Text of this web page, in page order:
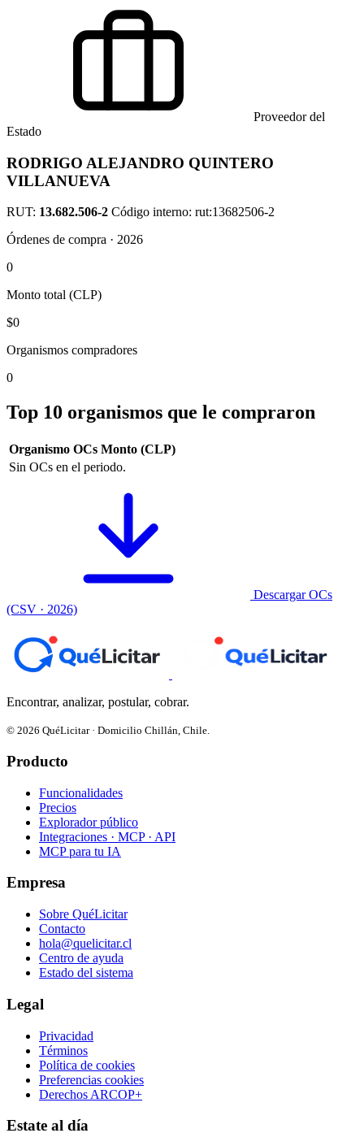
Proveedor del
Estado
RODRIGO ALEJANDRO QUINTERO
VILLANUEVA
RUT: 13.682.506-2 Código interno: rut:13682506-2
Órdenes de compra · 2026
0
Monto total (CLP)
$0
Organismos compradores
0
Top 10 organismos que le compraron
Organismo OCs Monto (CLP)
Sin OCs en el periodo.
Descargar OCs
(CSV · 2026)
Encontrar, analizar, postular, cobrar.
© 2026 QuéLicitar · Domicilio Chillán, Chile.
Producto
Funcionalidades
Precios
Explorador público
Integraciones · MCP · API
MCP para tu IA
Empresa
Sobre QuéLicitar
Contacto
hola@quelicitar.cl
Centro de ayuda
Estado del sistema
Legal
Privacidad
Términos
Política de cookies
Preferencias cookies
Derechos ARCOP+
Estate al día